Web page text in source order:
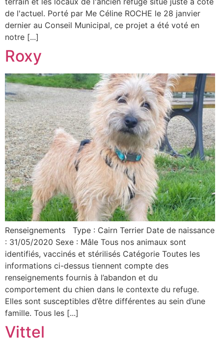
de l'actuel. Porté par Me Céline ROCHE le 28 janvier
dernier au Conseil Municipal, ce projet a été voté en
notre [...]
Roxy
Renseignements Type : Cairn Terrier Date de naissance
: 31/05/2020 Sexe : Mâle Tous nos animaux sont
identifiés, vaccinés et stérilisés Catégorie Toutes les
informations ci-dessus tiennent compte des
renseignements fournis à l’abandon et du
comportement du chien dans le contexte du refuge.
Elles sont susceptibles d’être différentes au sein d’une
famille. Tous les [...]
Vittel